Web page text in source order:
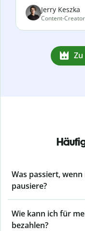
Jerry Keszka
Content-Creator
Was passiert,
pausiere?
Wie kann ich für
bezahlen?